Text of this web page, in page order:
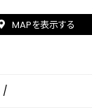
MAPを表示する
/